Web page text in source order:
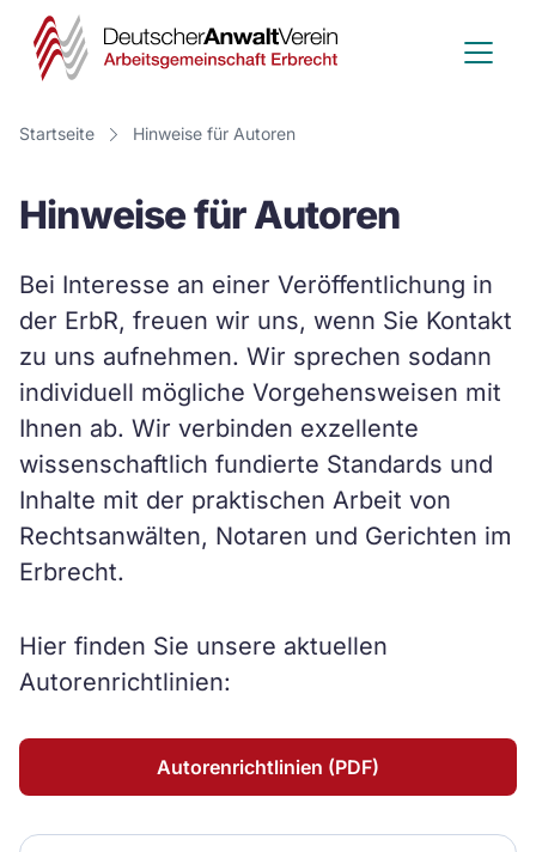
Deutscher
Anwalt
Erbrecht
Startseite Hinweise für Autoren
Hinweise für Autoren
Bei Interesse an einer Veröffentlichung in
der ErbR, freuen wir uns, wenn Sie Kontakt
zu uns aufnehmen. Wir sprechen sodann
individuell mögliche Vorgehensweisen mit
Ihnen ab. Wir verbinden exzellente
wissenschaftlich fundierte Standards und
Inhalte mit der praktischen Arbeit von
Rechtsanwälten, Notaren und Gerichten im
Erbrecht.
Hier finden Sie unsere aktuellen
Autorenrichtlinien:
Autorenrichtlinien (PDF)